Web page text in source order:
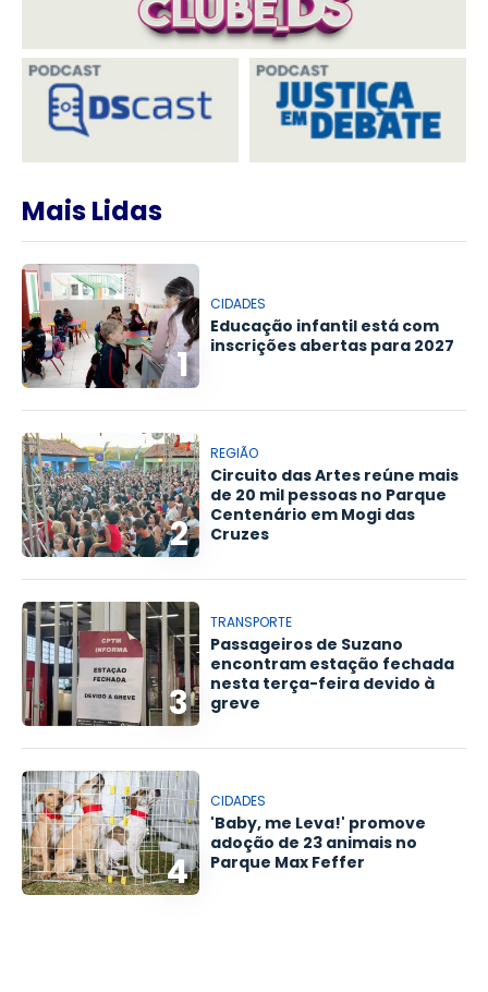
Mais Lidas
1
CIDADES
Educação infantil está com
inscrições abertas para 2027
2
REGIÃO
Circuito das Artes reúne mais
de 20 mil pessoas no Parque
Centenário em Mogi das
Cruzes
3
TRANSPORTE
Passageiros de Suzano
encontram estação fechada
nesta terça-feira devido à
greve
4
CIDADES
'Baby, me Leva!' promove
adoção de 23 animais no
Parque Max Feffer